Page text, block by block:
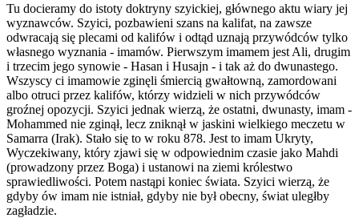
Tu docieramy do istoty doktryny szyickiej, głównego aktu wiary jej
wyznawców. Szyici, pozbawieni szans na kalifat, na zawsze
odwracają się plecami od kalifów i odtąd uznają przywódców tylko
własnego wyznania - imamów. Pierwszym imamem jest Ali, drugim
i trzecim jego synowie - Hasan i Husajn - i tak aż do dwunastego.
Wszyscy ci imamowie zginęli śmiercią gwałtowną, zamordowani
albo otruci przez kalifów, którzy widzieli w nich przywódców
groźnej opozycji. Szyici jednak wierzą, że ostatni, dwunasty, imam -
Mohammed nie zginął, lecz zniknął w jaskini wielkiego meczetu w
Samarra (Irak). Stało się to w roku 878. Jest to imam Ukryty,
Wyczekiwany, który zjawi się w odpowiednim czasie jako Mahdi
(prowadzony przez Boga) i ustanowi na ziemi królestwo
sprawiedliwości. Potem nastąpi koniec świata. Szyici wierzą, że
gdyby ów imam nie istniał, gdyby nie był obecny, świat uległby
zagładzie.